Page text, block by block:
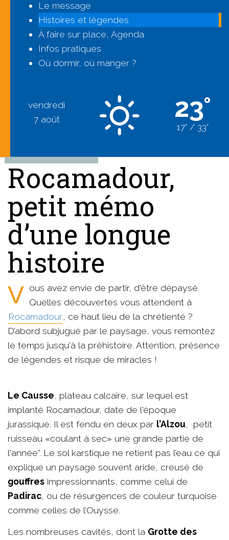
Rocamadour,
petit mémo
d’une longue
histoire
Vous avez envie de partir, d'être dépaysé. Quelles découvertes vous attendent à
Rocamadour, ce haut lieu de la chrétienté ?
D’abord subjugué par le paysage, vous remontez
le temps jusqu'à la préhistoire. Attention, présence
de légendes et risque de miracles !
Le Causse, plateau calcaire, sur lequel est
implanté Rocamadour, date de l'époque
jurassique. Il est fendu en deux par l’Alzou, petit
ruisseau «coulant à sec» une grande partie de
l'année”. Le sol karstique ne retient pas l’eau ce qui
explique un paysage souvent aride, creusé de
gouffres impressionnants, comme celui de
Padirac, ou de résurgences de couleur turquoise
comme celles de l’Ouysse.
Les nombreuses cavités, dont la Grotte des
Le message
Histoires et légendes
À faire sur place, Agenda
Infos pratiques
Où dormir, où manger ?
vendredi
7 août
23°
17° / 33°